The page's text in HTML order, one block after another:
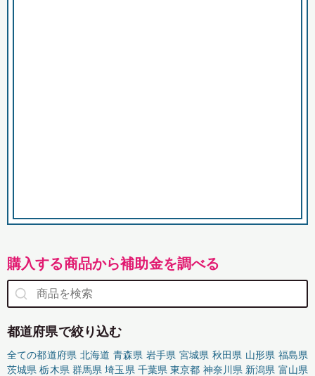
購入する商品から補助金を調べる
都道府県で絞り込む
全ての都道府県 北海道 青森県 岩手県 宮城県 秋田県 山形県 福島県
茨城県 栃木県 群馬県 埼玉県 千葉県 東京都 神奈川県 新潟県 富山県